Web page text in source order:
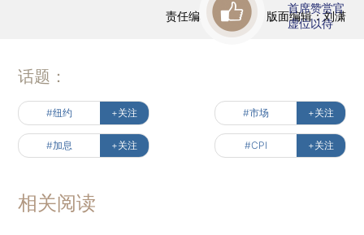
责任编辑：王兆洋 | 版面编辑：刘潇
首席赞赏官
虚位以待
话题：
#纽约 +关注 #市场 +关注
#加息 +关注 #CPI +关注
相关阅读